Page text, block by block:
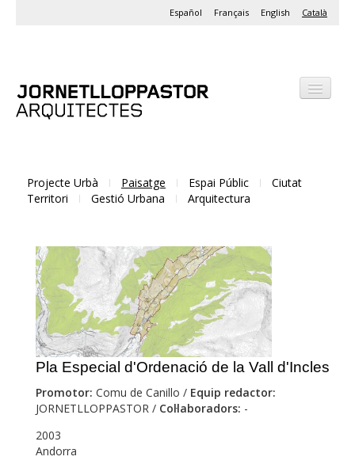
Català
English
Français
Español
Projecte Urbà Paisatge Espai Públic
Ciutat
Territori
Gestió Urbana Arquitectura
Pla Especial d'Ordenació de la Vall d'Incles
Promotor: Comu de Canillo / Equip redactor:
JORNETLLOPPASTOR / Col·laboradors: -
2003
Andorra